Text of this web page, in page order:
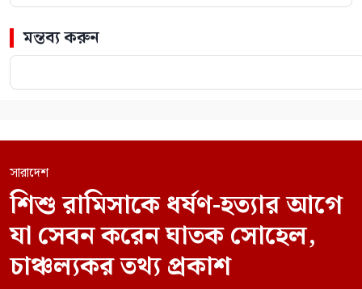
মন্তব্য করুন
সারাদেশ
শিশু রামিসাকে ধর্ষণ-হত্যার আগে
যা সেবন করেন ঘাতক সোহেল,
চাঞ্চল্যকর তথ্য প্রকাশ